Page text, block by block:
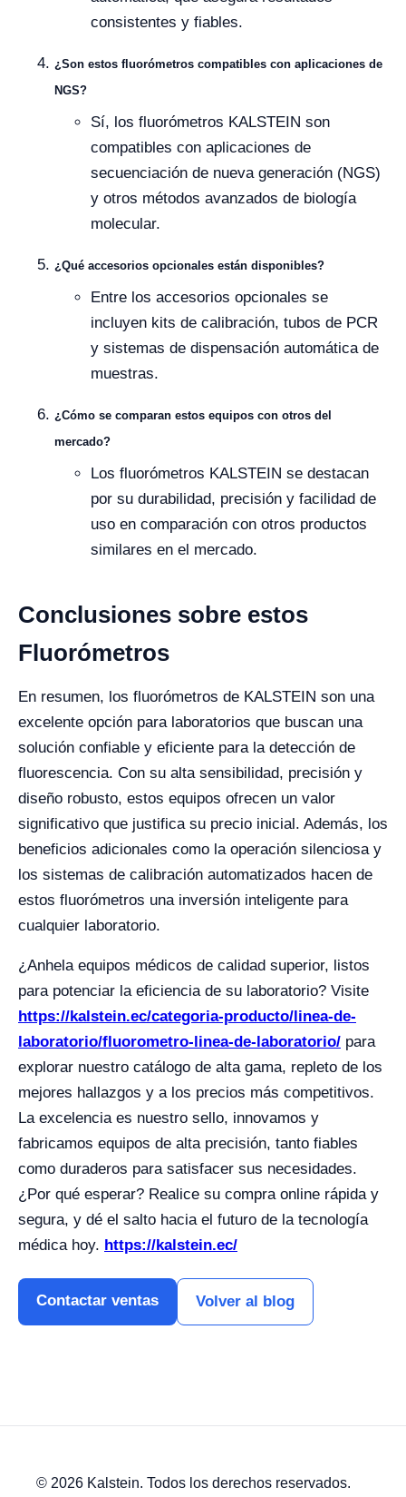
consistentes y fiables.
¿Son estos fluorómetros compatibles con aplicaciones de
NGS?
Sí, los fluorómetros KALSTEIN son
compatibles con aplicaciones de
secuenciación de nueva generación (NGS)
y otros métodos avanzados de biología
molecular.
¿Qué accesorios opcionales están disponibles?
Entre los accesorios opcionales se
incluyen kits de calibración, tubos de PCR
y sistemas de dispensación automática de
muestras.
¿Cómo se comparan estos equipos con otros del
mercado?
Los fluorómetros KALSTEIN se destacan
por su durabilidad, precisión y facilidad de
uso en comparación con otros productos
similares en el mercado.
Conclusiones sobre estos
Fluorómetros
En resumen, los fluorómetros de KALSTEIN son una
excelente opción para laboratorios que buscan una
solución confiable y eficiente para la detección de
fluorescencia. Con su alta sensibilidad, precisión y
diseño robusto, estos equipos ofrecen un valor
significativo que justifica su precio inicial. Además, los
beneficios adicionales como la operación silenciosa y
los sistemas de calibración automatizados hacen de
estos fluorómetros una inversión inteligente para
cualquier laboratorio.
¿Anhela equipos médicos de calidad superior, listos
para potenciar la eficiencia de su laboratorio? Visite
https://kalstein.ec/categoria-producto/linea-de-
laboratorio/fluorometro-linea-de-laboratorio/ para
explorar nuestro catálogo de alta gama, repleto de los
mejores hallazgos y a los precios más competitivos.
La excelencia es nuestro sello, innovamos y
fabricamos equipos de alta precisión, tanto fiables
como duraderos para satisfacer sus necesidades.
¿Por qué esperar? Realice su compra online rápida y
segura, y dé el salto hacia el futuro de la tecnología
médica hoy. https://kalstein.ec/
Contactar ventas Volver al blog
© 2026 Kalstein. Todos los derechos reservados.